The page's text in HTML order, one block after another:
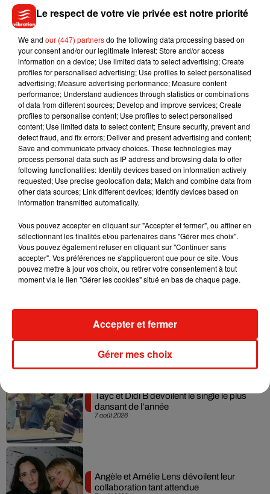
meilleure amie l'autre jour que j'allais supprimer l'application
bientôt", a-t-elle en effet lâché." Je n’ai pas eu de réseaux
commençais à devenir folle. (...) Certains comptes me
disséquaient, mon corps, mon visage, mes décisions... Ils
racontaient des histoires et ça me rendait folle, ça me
détruisait. Donc j’ai tout simplement arrêté, et je dis à tout le
monde que ça a changé ma vie.Je vis à une époque où les
femmes sont censées avoir une certaine apparence. Ça
me rentrait dans la tête. Oui j’ai l’air jeune, je n’y peux rien
Évidemment j’ai 27 ans, mais parfois je me dis ‘Oh, j’ai l’air
d’un bébé’ et c’est stupide. Quand je ne fréquentais pas les
réseaux sociaux, j’étais tellement plus satisfaite par mon
apparence", a-t-elle ensuite précisé.
Musique
Sensation » avec Kylie Minogue
7 août 2026
Tayc et Didi B dévoilent le single le plus
dansant de l’année
Angèle et Amélie Lens dévoilent leur
collaboration tant attendue
Le respect de votre vie privée est notre priorité
We and our (447) partnersdo the following data processing based on
your consent and/or our legitimate interest: Store and/or access
information on a device; Use limited data to select advertising; Create
profiles for personalised advertising; Use profiles to select personalised
advertising; Measure advertising performance; Measure content
performance; Understand audiences through statistics or combinations
of data from different sources; Develop and improve services; Create
profiles to personalise content; Use profiles to select personalised
content; Use limited data to select content; Ensure security, prevent and
detect fraud, and fix errors; Deliver and present advertising and content;
Save and communicate privacy choices. These technologies may
process personal data such as IP address and browsing data to offer
following functionalities: Identify devices based on information actively
requested; Use precise geolocation data; Match and combine data from
other data sources; Link different devices; Identify devices based on
information transmitted automatically.
Vous pouvez accepter en cliquant sur "Accepter et fermer", ou affiner en
sélectionnant les finalités et/ou partenaires dans "Gérer mes choix".
Vous pouvez également refuser en cliquant sur "Continuer sans
accepter". Vos préférences ne s'appliqueront que pour ce site. Vous
pouvez mettre à jour vos choix, ou retirer votre consentement à tout
moment via le lien "Gérer les cookies" situé en bas de chaque page.
Gérer mes choix
Accepter et fermer